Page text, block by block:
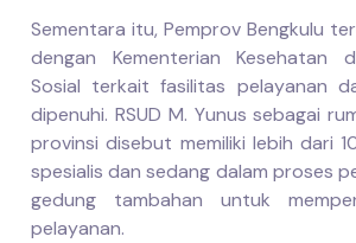
Sementara itu, Pemprov Bengkulu
dengan Kementerian Kesehatan
Sosial terkait fasilitas pelayanan
dipenuhi. RSUD M. Yunus sebagai
provinsi disebut memiliki lebih dari
spesialis dan sedang dalam proses
gedung tambahan untuk
pelayanan.